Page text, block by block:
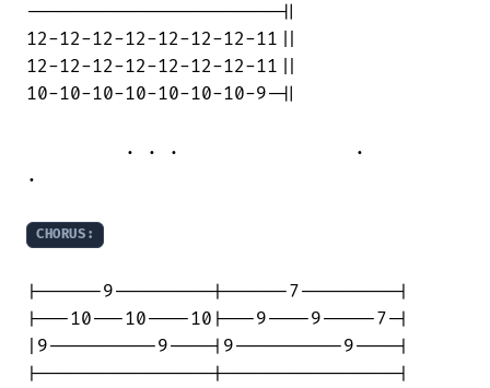
-----------------------||
12-12-12-12-12-12-12-11||
12-12-12-12-12-12-12-11||
10-10-10-10-10-10-10-9-||
         . . .                .
.
CHORUS:
|------9---------|------7---------|
|---10---10----10|---9----9-----7-|
|9----------9----|9----------9----|
|----------------|----------------|